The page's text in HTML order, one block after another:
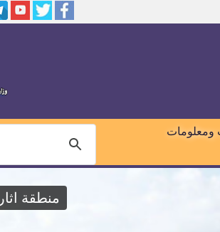
ومعلومات
منطقة
اسماء المرشحين
مهندسين بقناة
20 وظيفة واعظ في